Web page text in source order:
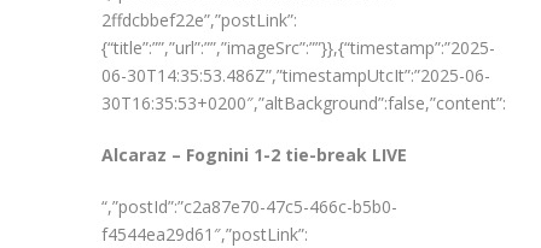
2ffdcbbef22e”,”postLink”:
{“title”:””,”url”:””,”imageSrc”:””}},{“timestamp”:”2025-
06-30T14:35:53.486Z”,”timestampUtcIt”:”2025-06-
30T16:35:53+0200″,”altBackground”:false,”content”:”
Alcaraz – Fognini 1-2 tie-break LIVE
“,”postId”:”c2a87e70-47c5-466c-b5b0-
f4544ea29d61″,”postLink”: